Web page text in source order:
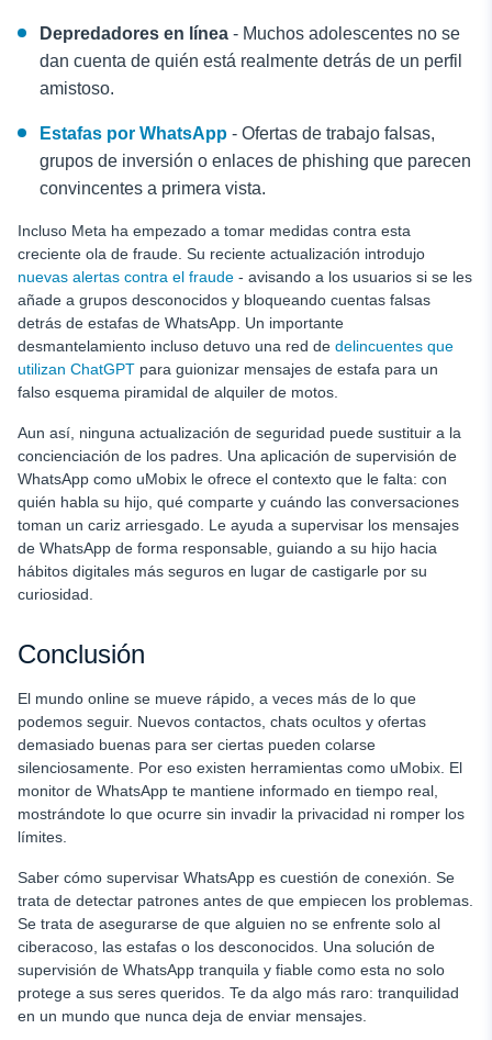
Depredadores en línea - Muchos adolescentes no se
dan cuenta de quién está realmente detrás de un perfil
amistoso.
Estafas por WhatsApp - Ofertas de trabajo falsas,
grupos de inversión o enlaces de phishing que parecen
convincentes a primera vista.
Incluso Meta ha empezado a tomar medidas contra esta
creciente ola de fraude. Su reciente actualización introdujo
nuevas alertas contra el fraude - avisando a los usuarios si se les
añade a grupos desconocidos y bloqueando cuentas falsas
detrás de estafas de WhatsApp. Un importante
desmantelamiento incluso detuvo una red de delincuentes que
utilizan ChatGPT para guionizar mensajes de estafa para un
falso esquema piramidal de alquiler de motos.
Aun así, ninguna actualización de seguridad puede sustituir a la
concienciación de los padres. Una aplicación de supervisión de
WhatsApp como uMobix le ofrece el contexto que le falta: con
quién habla su hijo, qué comparte y cuándo las conversaciones
toman un cariz arriesgado. Le ayuda a supervisar los mensajes
de WhatsApp de forma responsable, guiando a su hijo hacia
hábitos digitales más seguros en lugar de castigarle por su
curiosidad.
Conclusión
El mundo online se mueve rápido, a veces más de lo que
podemos seguir. Nuevos contactos, chats ocultos y ofertas
demasiado buenas para ser ciertas pueden colarse
silenciosamente. Por eso existen herramientas como uMobix. El
monitor de WhatsApp te mantiene informado en tiempo real,
mostrándote lo que ocurre sin invadir la privacidad ni romper los
límites.
Saber cómo supervisar WhatsApp es cuestión de conexión. Se
trata de detectar patrones antes de que empiecen los problemas.
Se trata de asegurarse de que alguien no se enfrente solo al
ciberacoso, las estafas o los desconocidos. Una solución de
supervisión de WhatsApp tranquila y fiable como esta no solo
protege a sus seres queridos. Te da algo más raro: tranquilidad
en un mundo que nunca deja de enviar mensajes.